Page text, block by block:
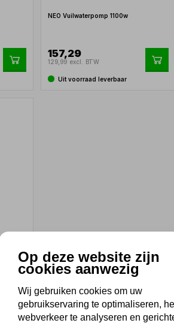
NEO Vuilwaterpomp 1100w
157,29
129,99 excl. BTW
Uit voorraad leverbaar
Op deze website zijn
cookies aanwezig
Wij gebruiken cookies om uw
gebruikservaring te optimaliseren,
webverkeer te analyseren en